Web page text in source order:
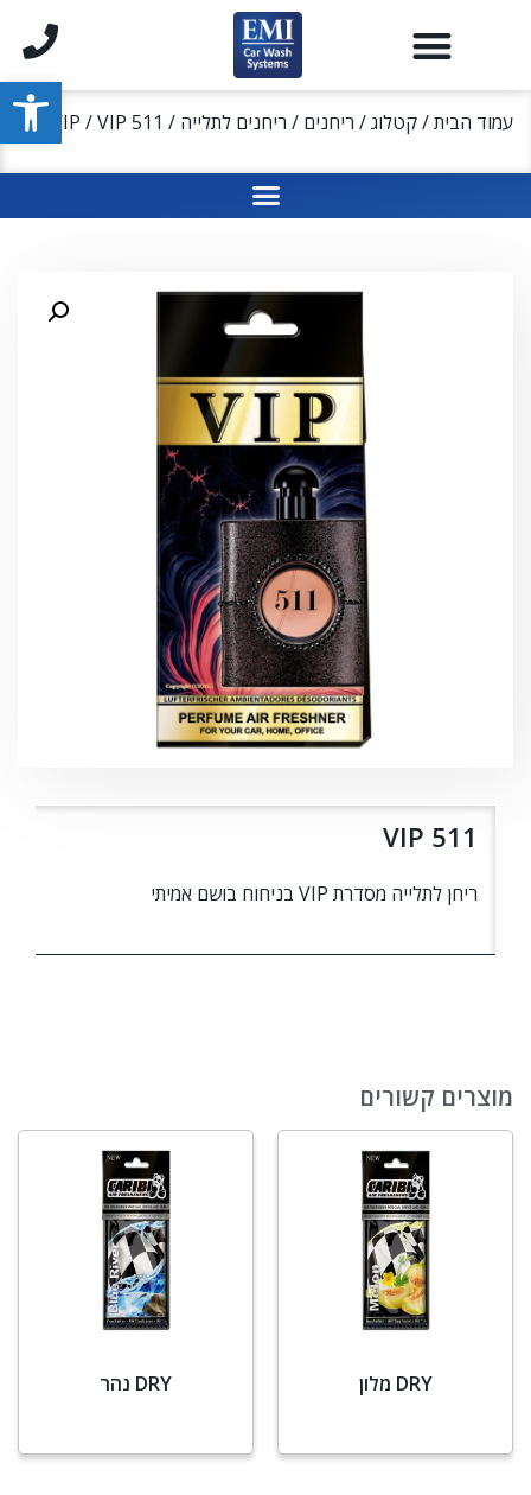
פתח
עמוד הבית/קטלוג/ ריחנים / ריחנים לתלייה /
VIP / VIP 511
VIP 511
ריחן לתלייה מסדרת VIP בניחוח בושם אמיתי
מוצרים קשורים
DRY מלון DRY נהר